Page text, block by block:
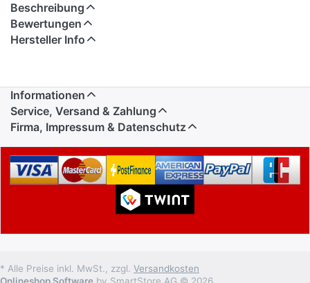
Beschreibung
Bewertungen
Hersteller Info
Informationen
Service, Versand & Zahlung
Firma, Impressum & Datenschutz
* Alle Preise inkl. MwSt., zzgl. Versandkosten